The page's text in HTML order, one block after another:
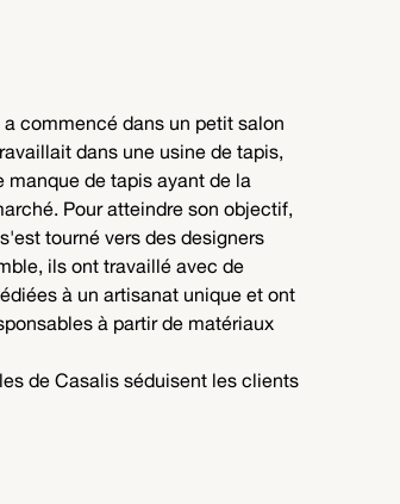
commencé dans un petit salon
dans une usine de tapis,
manque de tapis ayant de la
Pour atteindre son objectif,
tourné vers des designers
ils ont travaillé avec de
à un artisanat unique et ont
à partir de matériaux
de Casalis séduisent les clients